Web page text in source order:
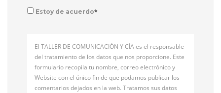
Estoy de acuerdo*
El TALLER DE COMUNICACIÓN Y CÍA es el responsable
del tratamiento de los datos que nos proporcione. Este
formulario recopila tu nombre, correo electrónico y
Website con el único fin de que podamos publicar los
comentarios dejados en la web. Tratamos sus datos